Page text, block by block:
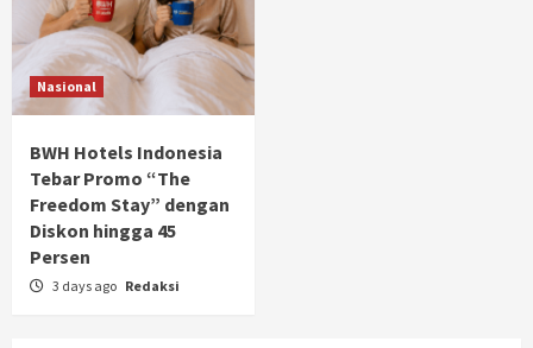
Nasional
BWH Hotels Indonesia
Tebar Promo “The
Freedom Stay” dengan
Diskon hingga 45
Persen
3 days ago Redaksi